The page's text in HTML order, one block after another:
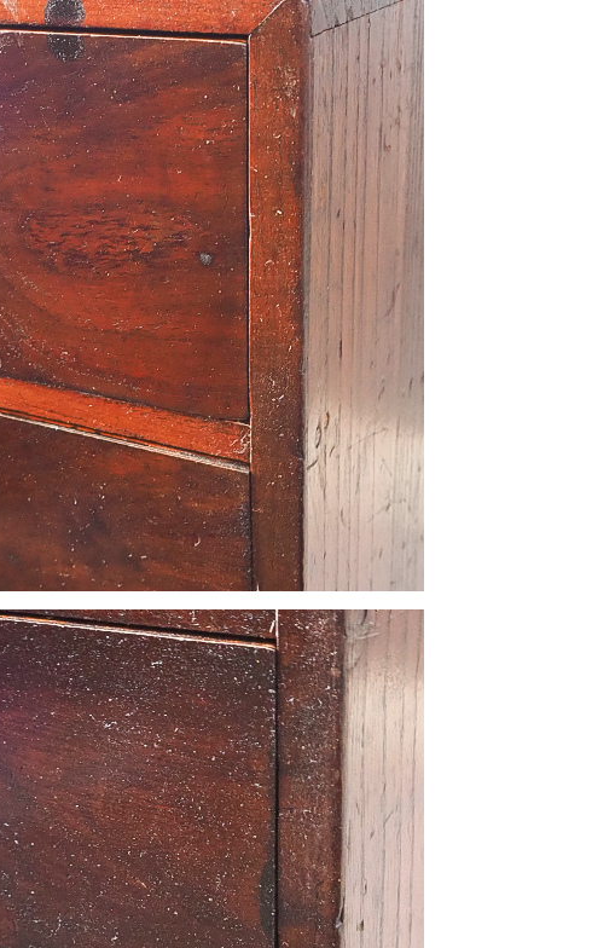
金
土
4
5
11
12
18
19
25
26